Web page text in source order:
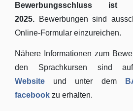
Bewerbungsschluss
2025.
Bewerbungen sind
Online-Formular einzureichen.
Nähere Informationen zum
den Sprachkursen sind
Website und unter dem
facebook zu erhalten.